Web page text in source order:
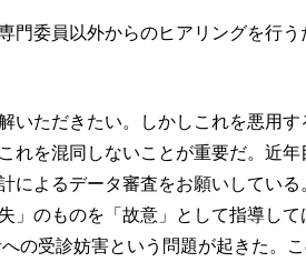
門委員以外からのヒアリングを行う
いただきたい。しかしこれを悪用す
れを混同しないことが重要だ。近年
によるデータ審査をお願いしている
」のものを「故意」として指導して
の受診妨害という問題が起きた。